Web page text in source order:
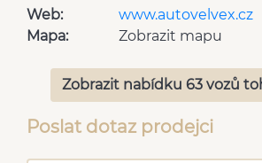
Web:
www.autovelvex.cz
Mapa:
Zobrazit mapu
Zobrazit nabídku 63 vozů
Poslat dotaz prodejci